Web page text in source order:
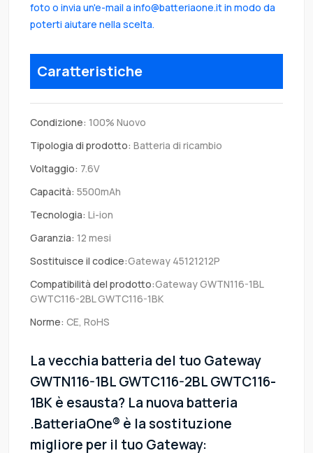
foto o invia un'e-mail a info@batteriaone.it in modo da
poterti aiutare nella scelta.
Caratteristiche
Condizione: 100% Nuovo
Tipologia di prodotto: Batteria di ricambio
Voltaggio: 7.6V
Capacità: 5500mAh
Tecnologia: Li-ion
Garanzia: 12 mesi
Sostituisce il codice:Gateway 45121212P
Compatibilità del prodotto:Gateway GWTN116-1BL
GWTC116-2BL GWTC116-1BK
Norme: CE, RoHS
La vecchia batteria del tuo Gateway
GWTN116-1BL GWTC116-2BL GWTC116-
1BK è esausta? La nuova batteria
.BatteriaOne® è la sostituzione
migliore per il tuo Gateway: